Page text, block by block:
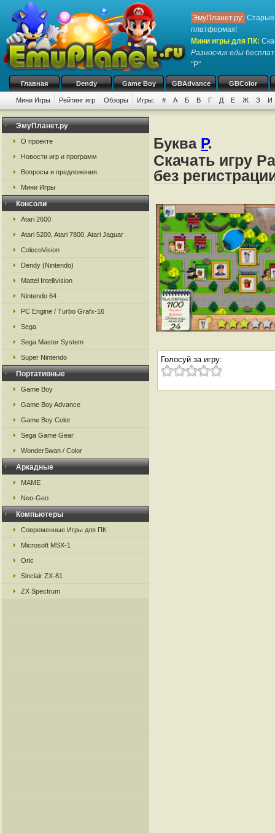
ЭмуПланет.ру: Старые
платформах!
Мини игры для ПК:
Разносчик еды
"Р"
Главная Dendy Game Boy GBAdvance GBColor
Мини Игры Рейтинг игр Обзоры Игры: # А Б В Г Д Е Ж З И
ЭмуПланет.ру
О проекте
Новости игр и программ
Вопросы и предложения
Мини Игры
Консоли
Atari 2600
Atari 5200, Atari 7800, Atari Jaguar
ColecoVision
Dendy (Nintendo)
Mattel Intellivision
Nintendo 64
PC Engine / Turbo Grafx-16
Sega
Sega Master System
Super Nintendo
Портативные
Game Boy
Game Boy Advance
Game Boy Color
Sega Game Gear
WonderSwan / Color
Аркадные
MAME
Neo-Geo
Компьютеры
Современные Игры для ПК
Microsoft MSX-1
Oric
Sinclair ZX-81
ZX Spectrum
Буква Р.
Скачать игру
без
Голосуй за игру: